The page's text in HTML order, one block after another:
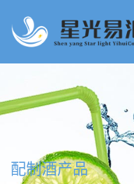
饮料产品研发多